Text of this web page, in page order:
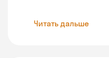
Читать дальше